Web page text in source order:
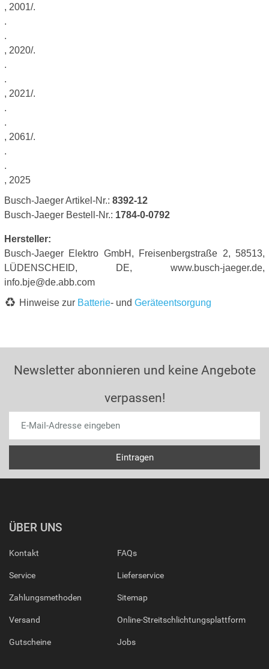
, 2001/.
.
.
, 2020/.
.
.
, 2021/.
.
.
, 2061/.
.
.
, 2025
Busch-Jaeger Artikel-Nr.: 8392-12
Busch-Jaeger Bestell-Nr.: 1784-0-0792
Hersteller:
Busch-Jaeger Elektro GmbH, Freisenbergstraße 2, 58513,
LÜDENSCHEID, DE, www.busch-jaeger.de,
info.bje@de.abb.com
Hinweise zur Batterie- und Geräteentsorgung
Newsletter abonnieren und keine Angebote
verpassen!
ÜBER UNS
Kontakt
Service
Zahlungsmethoden
Versand
Gutscheine
FAQs
Lieferservice
Sitemap
Online-Streitschlichtungsplattform
Jobs